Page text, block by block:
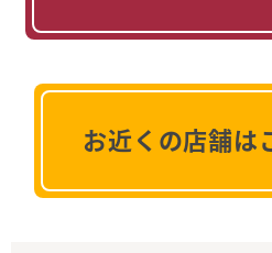
お近くの店舗は